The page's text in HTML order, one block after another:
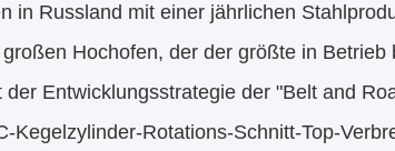
in Russland mit einer jährlichen
Hochofen, der der größte in Betrieb
Entwicklungsstrategie der "Belt and
Kegelzylinder-Rotations-Schnitt-Top-